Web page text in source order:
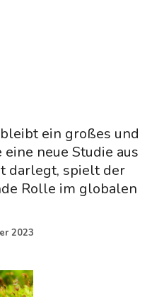
ein großes und
neue Studie aus
darlegt, spielt der
Rolle im globalen
2023